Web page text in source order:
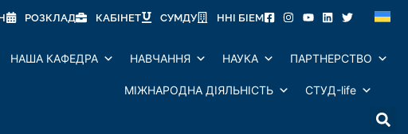
РОЗКЛАД КАБІНЕТ СУМДУ ННІ БІЕМ
НАША КАФЕДРА НАВЧАННЯ НАУКА ПАРТНЕРСТВО
МІЖНАРОДНА ДІЯЛЬНІСТЬ СТУД-life